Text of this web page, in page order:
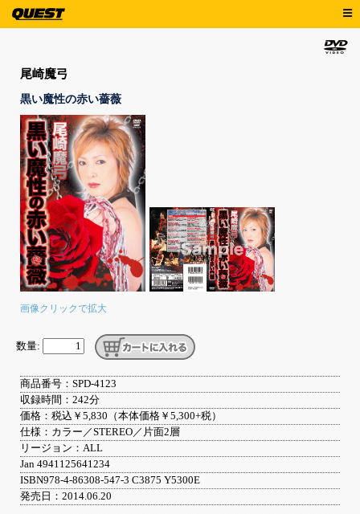
尾崎魔弓
黒い魔性の赤い薔薇
画像クリックで拡大
数量:
商品番号：SPD-4123
収録時間：242分
価格：税込￥5,830（本体価格￥5,300+税）
仕様：カラー／STEREO／片面2層
リージョン：ALL
Jan 4941125641234
ISBN978-4-86308-547-3 C3875 Y5300E
発売日：2014.06.20